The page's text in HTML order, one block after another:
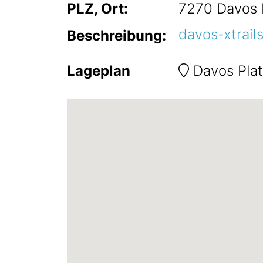
PLZ, Ort: 7270 Davos
Beschreibung:
davos-
Lageplan Davos